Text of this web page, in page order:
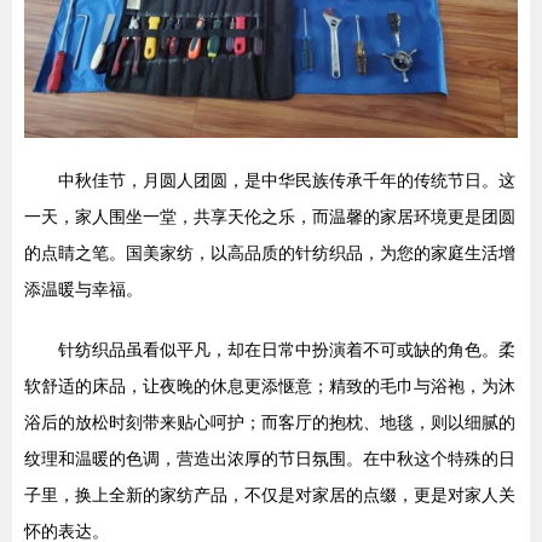
中秋佳节，月圆人团圆，是中华民族传承千年的传统节日。这
一天，家人围坐一堂，共享天伦之乐，而温馨的家居环境更是团圆
的点睛之笔。国美家纺，以高品质的针纺织品，为您的家庭生活增
添温暖与幸福。
针纺织品虽看似平凡，却在日常中扮演着不可或缺的角色。柔
软舒适的床品，让夜晚的休息更添惬意；精致的毛巾与浴袍，为沐
浴后的放松时刻带来贴心呵护；而客厅的抱枕、地毯，则以细腻的
纹理和温暖的色调，营造出浓厚的节日氛围。在中秋这个特殊的日
子里，换上全新的家纺产品，不仅是对家居的点缀，更是对家人关
怀的表达。